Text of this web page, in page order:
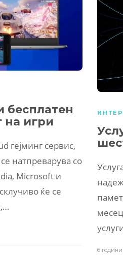
бесплатен
на игри
гејминг сервис,
натпреварува со
Microsoft и
ќе се
6 години